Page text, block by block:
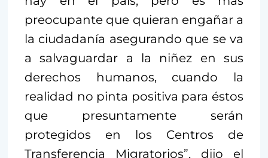
preocupante que quieran engañar a
la ciudadanía asegurando que se va
a salvaguardar a la niñez en sus
derechos humanos, cuando la
realidad no pinta positiva para éstos
que presuntamente serán
protegidos en los Centros de
Transferencia Migratorios”, dijo el